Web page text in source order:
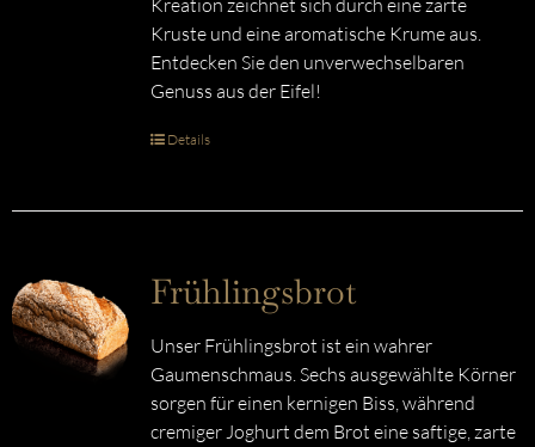
Kreation zeichnet sich durch eine zarte
Kruste und eine aromatische Krume aus.
Entdecken Sie den unverwechselbaren
Genuss aus der Eifel!
Details
Frühlingsbrot
Unser Frühlingsbrot ist ein wahrer
Gaumenschmaus. Sechs ausgewählte Körner
sorgen für einen kernigen Biss, während
cremiger Joghurt dem Brot eine saftige, zarte